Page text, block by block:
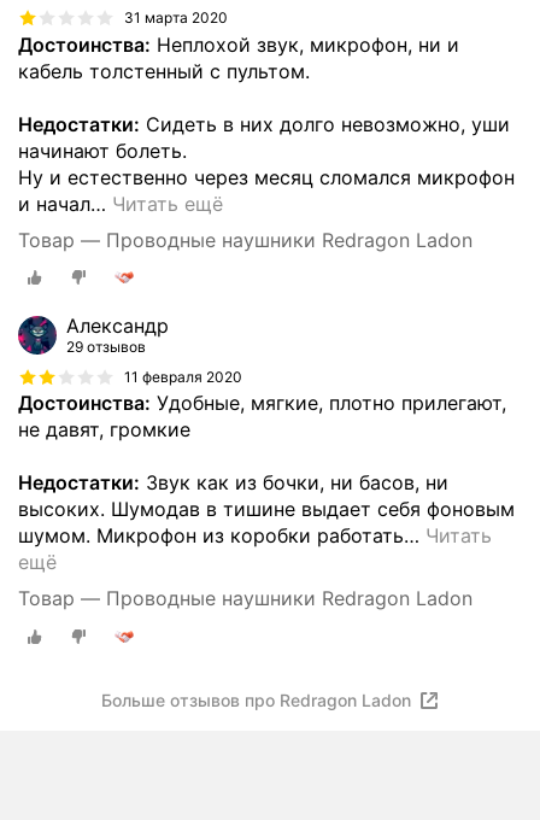
31 марта 2020
Достоинства: Неплохой звук, микрофон, ни и
кабель толстенный с пультом.
Недостатки: Сидеть в них долго невозможно, уши
начинают болеть.
Ну и естественно через месяц сломался микрофон
и начал… Читать ещё
Товар — Проводные наушники Redragon Ladon
Александр
29 отзывов
11 февраля 2020
Достоинства: Удобные, мягкие, плотно прилегают,
не давят, громкие
Недостатки: Звук как из бочки, ни басов, ни
высоких. Шумодав в тишине выдает себя фоновым
шумом. Микрофон из коробки работать… Читать
ещё
Товар — Проводные наушники Redragon Ladon
Больше отзывов про Redragon Ladon